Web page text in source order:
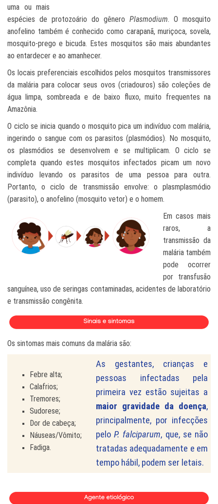
uma ou mais
espécies de protozoário do gênero Plasmodium. O mosquito
anofelino também é conhecido como carapanã, muriçoca, sovela,
mosquito-prego e bicuda. Estes mosquitos são mais abundantes
ao entardecer e ao amanhecer.
Os locais preferenciais escolhidos pelos mosquitos transmissores
da malária para colocar seus ovos (criadouros) são coleções de
água limpa, sombreada e de baixo fluxo, muito frequentes na
Amazônia.
O ciclo se inicia quando o mosquito pica um indivíduo com malária,
ingerindo o sangue com os parasitos (plasmódios). No mosquito,
os plasmódios se desenvolvem e se multiplicam. O ciclo se
completa quando estes mosquitos infectados picam um novo
indivíduo levando os parasitos de uma pessoa para outra.
Portanto, o ciclo de transmissão envolve: o plasmplasmódio
(parasito), o anofelino (mosquito vetor) e o homem.
Em casos mais
raros, a
transmissão da
malária também
pode ocorrer
por transfusão
sanguínea, uso de seringas contaminadas, acidentes de laboratório
e transmissão congênita.
Os sintomas mais comuns da malária são:
Febre alta;
Calafrios;
Tremores;
Sudorese;
Dor de cabeça;
Náuseas/Vômito;
Fadiga.
As gestantes, crianças e
pessoas infectadas pela
primeira vez estão sujeitas a
maior gravidade da doença,
principalmente, por infecções
peloP. falciparum, que, se não
tratadas adequadamente e em
tempo hábil, podem ser letais.